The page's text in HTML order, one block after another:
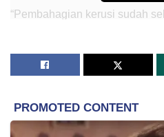
“Pembahagian kerusi sudah
“Kita akan umum secara
Johor,” katanya pada sidang
(MPN) di sini, hari ini.